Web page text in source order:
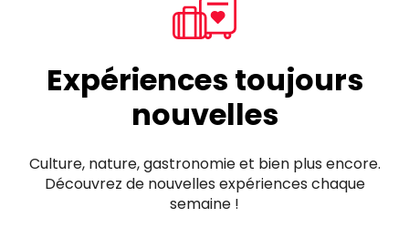
Expériences toujours
nouvelles
Culture, nature, gastronomie et bien plus encore.
Découvrez de nouvelles expériences chaque
semaine !